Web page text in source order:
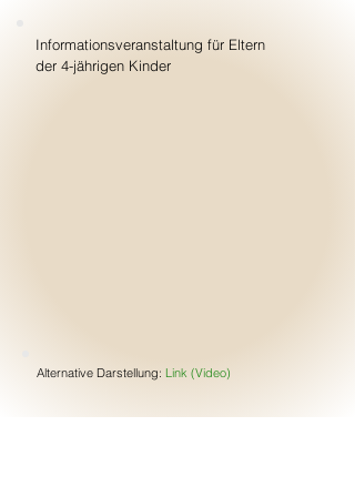
Informationsveranstaltung für Eltern
der 4-jährigen Kinder
Alternative Darstellung: Link (Video)